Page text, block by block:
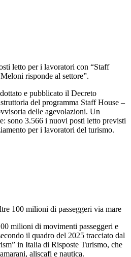
letto per i lavoratori con “Staff
risponde al settore”.
e pubblicato il Decreto
del programma Staff House –
delle agevolazioni. Un
sono 3.566 i nuovi posti letto previsti
per i lavoratori del turismo.
100 milioni di passeggeri via mare
milioni di movimenti passeggeri e
il quadro del 2025 tracciato dal
in Italia di Risposte Turismo, che
aliscafi e nautica.